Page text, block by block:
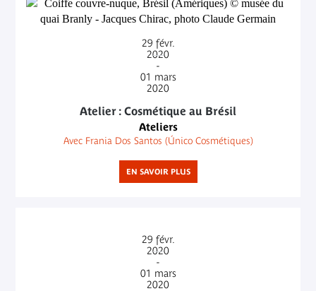
29 févr.
2020
-
01 mars
2020
Atelier : Cosmétique au Brésil
Ateliers
Avec Frania Dos Santos (Único Cosmétiques)
EN SAVOIR PLUS
29 févr.
2020
-
01 mars
2020